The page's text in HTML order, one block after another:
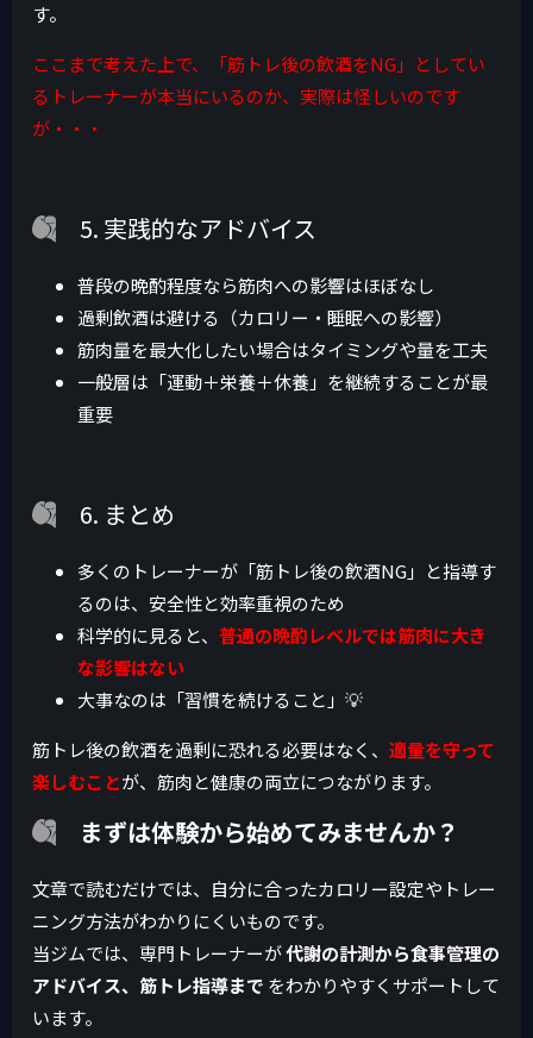
す。
ここまで考えた上で、「筋トレ後の飲酒をNG」としてい
るトレーナーが本当にいるのか、実際は怪しいのです
が・・・
5. 実践的なアドバイス
普段の晩酌程度なら筋肉への影響はほぼなし
過剰飲酒は避ける（カロリー・睡眠への影響）
筋肉量を最大化したい場合はタイミングや量を工夫
一般層は「運動＋栄養＋休養」を継続することが最
重要
6. まとめ
多くのトレーナーが「筋トレ後の飲酒NG」と指導す
るのは、安全性と効率重視のため
科学的に見ると、 普通の晩酌レベルでは筋肉に大き
な影響はない
大事なのは「習慣を続けること」💡
筋トレ後の飲酒を過剰に恐れる必要はなく、適量を守って
楽しむことが、筋肉と健康の両立につながります。
まずは体験から始めてみませんか？
文章で読むだけでは、自分に合ったカロリー設定やトレー
ニング方法がわかりにくいものです。
当ジムでは、専門トレーナーが代謝の計測から食事管理の
アドバイス、筋トレ指導まで をわかりやすくサポートして
います。